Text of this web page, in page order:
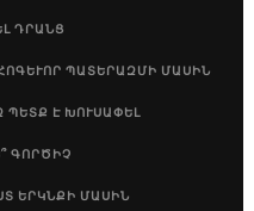
ԴՐԱՆՑ
ՊԱՏԵՐԱԶՄԻ ՄԱՍԻՆ
ՊԵՏՔ Է ԽՈՒՍԱՓԵԼ
ԳՈՐԾԻՉ
ԵՐԿՆՔԻ ՄԱՍԻՆ